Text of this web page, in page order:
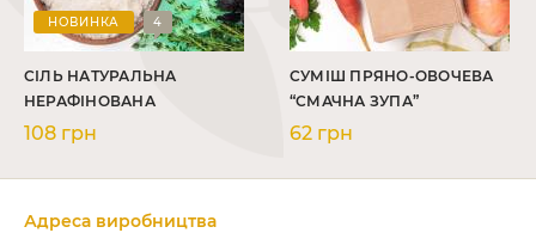
НОВИНКА 4
СІЛЬ НАТУРАЛЬНА
НЕРАФІНОВАНА
108 грн
СУМІШ ПРЯНО-ОВОЧЕВА
“СМАЧНА ЗУПА”
62 грн
Адреса виробництва